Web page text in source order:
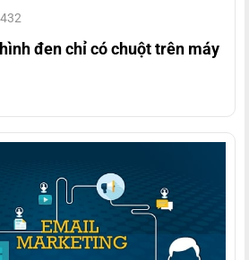
đen chỉ có chuột trên máy